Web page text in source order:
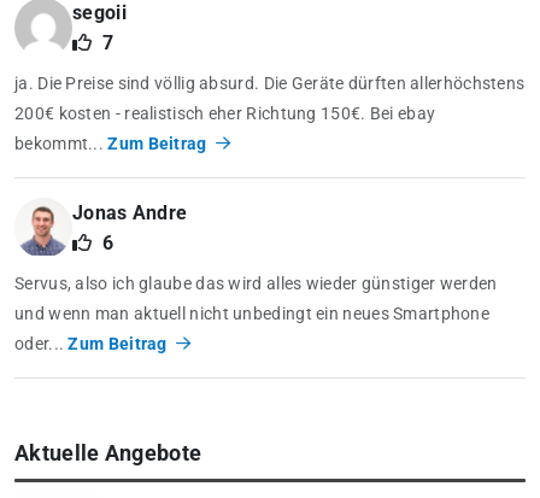
segoii
7
ja. Die Preise sind völlig absurd. Die Geräte dürften allerhöchstens
200€ kosten - realistisch eher Richtung 150€. Bei ebay
bekommt...Zum Beitrag
Jonas Andre
6
Servus, also ich glaube das wird alles wieder günstiger werden
und wenn man aktuell nicht unbedingt ein neues Smartphone
oder...Zum Beitrag
Aktuelle Angebote